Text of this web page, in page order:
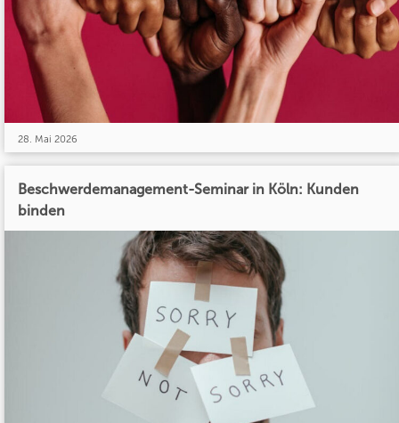
28. Mai 2026
Beschwerdemanagement-Seminar in Köln: Kunden
binden